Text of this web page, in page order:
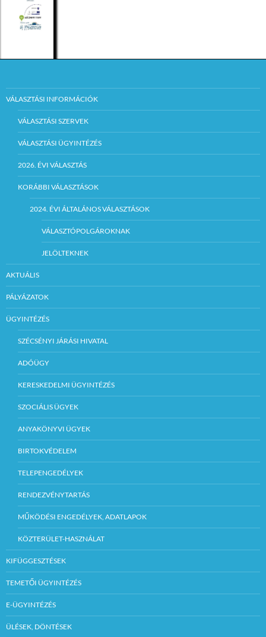
VÁLASZTÁSI INFORMÁCIÓK
VÁLASZTÁSI SZERVEK
VÁLASZTÁSI ÜGYINTÉZÉS
2026. ÉVI VÁLASZTÁS
KORÁBBI VÁLASZTÁSOK
2024. ÉVI ÁLTALÁNOS VÁLASZTÁSOK
VÁLASZTÓPOLGÁROKNAK
JELÖLTEKNEK
AKTUÁLIS
PÁLYÁZATOK
ÜGYINTÉZÉS
SZÉCSÉNYI JÁRÁSI HIVATAL
ADÓÜGY
KERESKEDELMI ÜGYINTÉZÉS
SZOCIÁLIS ÜGYEK
ANYAKÖNYVI ÜGYEK
BIRTOKVÉDELEM
TELEPENGEDÉLYEK
RENDEZVÉNYTARTÁS
MŰKÖDÉSI ENGEDÉLYEK, ADATLAPOK
KÖZTERÜLET-HASZNÁLAT
KIFÜGGESZTÉSEK
TEMETŐI ÜGYINTÉZÉS
E-ÜGYINTÉZÉS
ÜLÉSEK, DÖNTÉSEK